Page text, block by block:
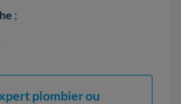
;
plombier ou